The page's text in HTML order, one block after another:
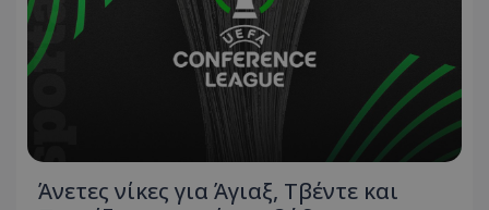
Άνετες νίκες για Άγιαξ, Τβέντε και